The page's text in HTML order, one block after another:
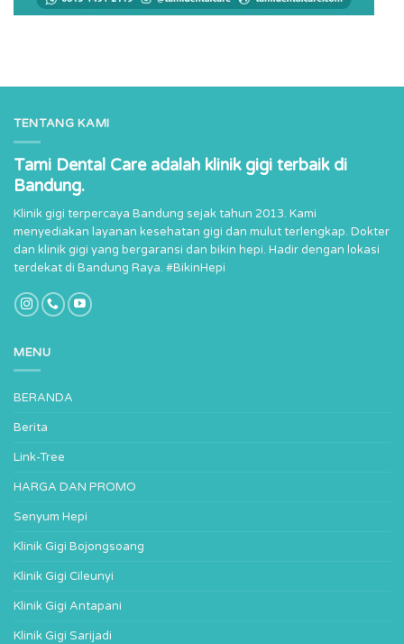
TENTANG KAMI
Tami Dental Care adalah klinik gigi terbaik di
Bandung.
Klinik gigi terpercaya Bandung sejak tahun 2013. Kami
menyediakan layanan kesehatan gigi dan mulut terlengkap. Dokter
dan klinik gigi yang bergaransi dan bikin hepi. Hadir dengan lokasi
terdekat di Bandung Raya. #BikinHepi
MENU
BERANDA
Berita
Link-Tree
HARGA DAN PROMO
Senyum Hepi
Klinik Gigi Bojongsoang
Klinik Gigi Cileunyi
Klinik Gigi Antapani
Klinik Gigi Sarijadi